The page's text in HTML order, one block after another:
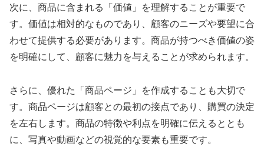
次に、商品に含まれる「価値」を理解することが重要で
す。価値は相対的なものであり、顧客のニーズや要望に合
わせて提供する必要があります。商品が持つべき価値の姿
を明確にして、顧客に魅力を与えることが求められます。
さらに、優れた「商品ページ」を作成することも大切で
す。商品ページは顧客との最初の接点であり、購買の決定
を左右します。商品の特徴や利点を明確に伝えるととも
に、写真や動画などの視覚的な要素も重要です。